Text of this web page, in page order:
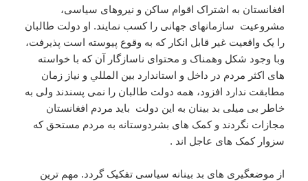
افغانستان به اشتراک اقوام ساکن و نیروهای سیاسی،
مشروعیت سازمانهای جهانی را کسب نمایند. او دولت طالبان
را یک واقعیت غیر قابل انکار که به وقوع پیوسته است پذیرفت،
وبا وجود شکل وهمناک و محتوای ناسازگار آن که با خواسته
های اکثر مردم در داخل و استاندارد بین المللي و نیاز زمان
مطابقت ندارد افزود، همه دولت طالبان را نمی پسندند ولی به
خاطر بی میلی بد بینان به این دولت باید مردم افغانستان
مجازات نگردند و کمک های بشردوستانه به‌ مردم مستحق که
سزوار کمک های عاجل اند .
از موضعگیری های بد بینانه سیاسی تفکیک گردد. مهم ترین